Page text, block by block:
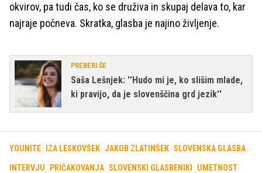
okvirov, pa tudi čas, ko se druživa in skupaj delava to, kar
najraje počneva. Skratka, glasba je najino življenje.
PREBERI ŠE
Saša Lešnjek: ''Hudo mi je, ko slišim mlade,
ki pravijo, da je slovenščina grd jezik''
YOUNITE IZA LESKOVŠEK JAKOB ZLATINŠEK SLOVENSKA GLASBA
INTERVJU PRIČAKOVANJA SLOVENSKI GLASBENIKI UMETNOST